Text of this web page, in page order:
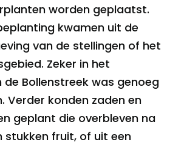
worden geplaatst.
kwamen uit de
van de stellingen of het
Zeker in het
de Bollenstreek was genoeg
Verder konden zaden en
geplant die overbleven na
stukken fruit, of uit een